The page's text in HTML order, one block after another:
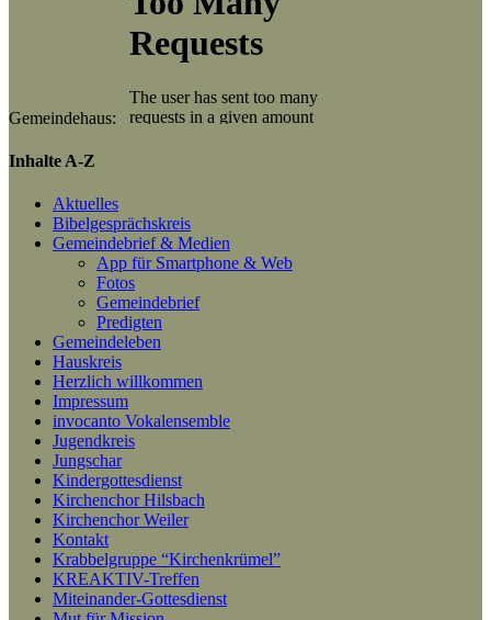
Gemeindehaus:
Inhalte A-Z
Aktuelles
Bibelgesprächskreis
Gemeindebrief & Medien
App für Smartphone & Web
Fotos
Gemeindebrief
Predigten
Gemeindeleben
Hauskreis
Herzlich willkommen
Impressum
invocanto Vokalensemble
Jugendkreis
Jungschar
Kindergottesdienst
Kirchenchor Hilsbach
Kirchenchor Weiler
Kontakt
Krabbelgruppe “Kirchenkrümel”
KREAKTIV-Treffen
Miteinander-Gottesdienst